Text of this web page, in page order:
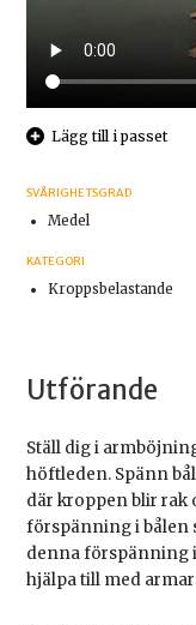
Lägg till i passet
SVÅRIGHETSGRAD
Medel
KATEGORI
Kroppsbelastande
Utförande
Ställ dig i
höftleden. Spänn
där kroppen blir rak
förspänning i bålen
denna förspänning
hjälpa till med